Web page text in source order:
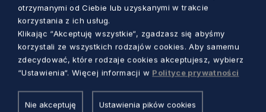
otrzymanymi od Ciebie lub uzyskanymi w trakcie
korzystania z ich usług.
Klikając “Akceptuję wszystkie“, zgadzasz się abyśmy
korzystali ze wszystkich rodzajów cookies. Aby samemu
zdecydować, które rodzaje cookies akceptujesz, wybierz
“Ustawienia“. Więcej informacji w Polityce prywatności
Nie akceptuję Ustawienia pików cookies